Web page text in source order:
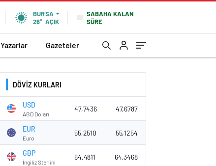
BURSA
26° AÇIK
SABAHA KALAN
SÜRE
Yazarlar Gazeteler
DÖVİZ KURLARI
USD
ABD Doları
47,7436 47,6787
EUR
Euro
55,2510 55,1254
GBP
İngiliz Sterlini
64,4811 64,3468